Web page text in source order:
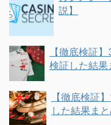
説】
【徹底検証
検証した結果
【徹底検証
した結果ま